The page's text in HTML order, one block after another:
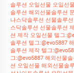
솔루션 오일선물 오일선
솔루션 해외선물솔루션
나스닥솔루션 선물솔루
스닥솔루션 선물솔루션
션 제작 오일선물 텔그
솔루션 텔그:@evo5887
솔루션 제작 텔그
그:@evo5887 해외선물
션 오일선물 해외선물솔